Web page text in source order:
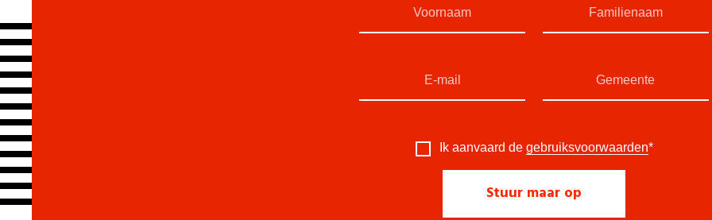
Ik aanvaard de gebruiksvoorwaarden*